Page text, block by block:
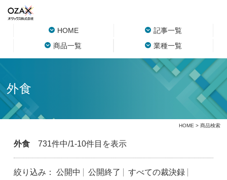
HOME
記事一覧
商品一覧
業種一覧
外食
HOME > 商品検索
外食731件中/1-10件目を表示
絞り込み： 公開中 公開終了
すべての裁決録